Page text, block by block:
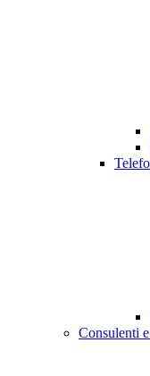
Consulenti